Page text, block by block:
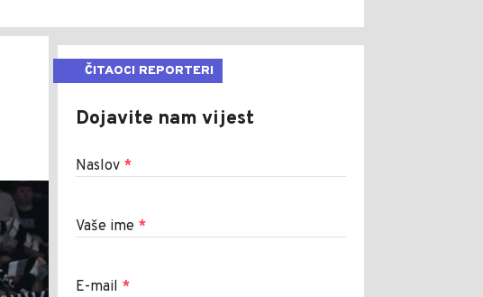
ČITAOCI REPORTERI
Dojavite nam vijest
Naslov *
Vaše ime *
E-mail *